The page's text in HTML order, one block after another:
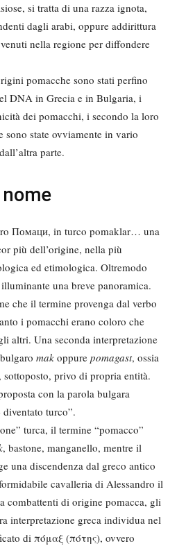
si tratta di una razza ignota,
dagli arabi, oppure addirittura
nella regione per diffondere
pomacche sono stati perfino
DNA in Grecia e in Bulgaria, i
dei pomacchi, i secondo la loro
sono state ovviamente in vario
parte.
Помаци, in turco pomaklar… una
più dell’origine, nella più
ed etimologica. Oltremodo
una breve panoramica.
che il termine provenga dal verbo
i pomacchi erano coloro che
altri. Una seconda interpretazione
mak oppure pomagast, ossia
privo di propria entità.
con la parola bulgara
turco”.
turca, il termine “pomacco”
, bastone, manganello, mentre il
una discendenza dal greco antico
cavalleria di Alessandro il
combattenti di origine pomacca, gli
interpretazione greca individua nel
di πόμαξ (πότης), ovvero